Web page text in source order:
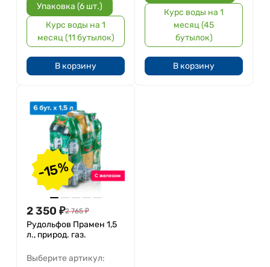
Упаковка (6 шт.)
Курс воды на 1
месяц (11 бутылок)
В корзину
Курс воды на 1
месяц (45
бутылок)
В корзину
-15%
2 350 ₽2 765 ₽
Рудольфов Прамен 1,5
л., природ. газ.
Выберите артикул: